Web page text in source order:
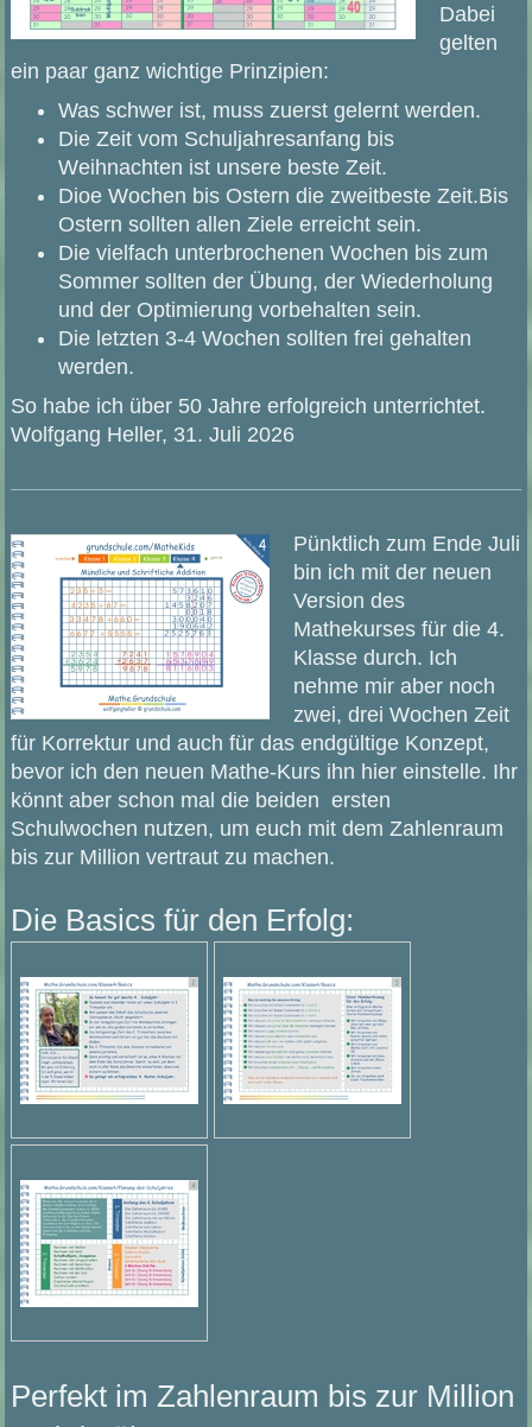
Dabei
gelten
ein paar ganz wichtige Prinzipien:
Was schwer ist, muss zuerst gelernt werden.
Die Zeit vom Schuljahresanfang bis
Weihnachten ist unsere beste Zeit.
Dioe Wochen bis Ostern die zweitbeste Zeit.Bis
Ostern sollten allen Ziele erreicht sein.
Die vielfach unterbrochenen Wochen bis zum
Sommer sollten der Übung, der Wiederholung
und der Optimierung vorbehalten sein.
Die letzten 3-4 Wochen sollten frei gehalten
werden.
So habe ich über 50 Jahre erfolgreich unterrichtet.
Wolfgang Heller, 31. Juli 2026
Pünktlich zum Ende Juli
bin ich mit der neuen
Version des
Mathekurses für die 4.
Klasse durch. Ich
nehme mir aber noch
zwei, drei Wochen Zeit
für Korrektur und auch für das endgültige Konzept,
bevor ich den neuen Mathe-Kurs ihn hier einstelle. Ihr
könnt aber schon mal die beiden ersten
Schulwochen nutzen, um euch mit dem Zahlenraum
bis zur Million vertraut zu machen.
Die Basics für den Erfolg:
Perfekt im Zahlenraum bis zur Million